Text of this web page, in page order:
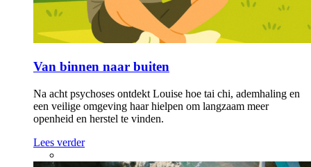
Van binnen naar buiten
Na acht psychoses ontdekt Louise hoe tai chi, ademhaling en
een veilige omgeving haar hielpen om langzaam meer
openheid en herstel te vinden.
Lees verder